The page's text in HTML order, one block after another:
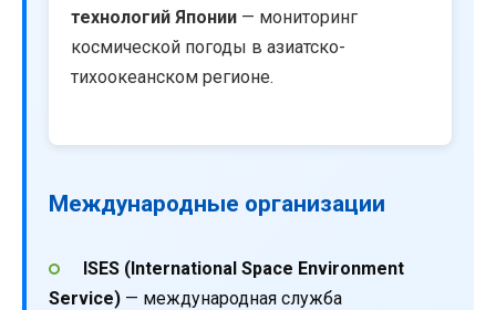
технологий Японии — мониторинг
космической погоды в азиатско-
тихоокеанском регионе.
Международные организации
ISES (International Space Environment
Service) — международная служба